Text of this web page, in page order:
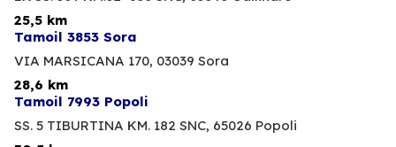
25,5 km
Tamoil 3853 Sora
VIA MARSICANA 170, 03039 Sora
28,6 km
Tamoil 7993 Popoli
SS. 5 TIBURTINA KM. 182 SNC, 65026 Popoli